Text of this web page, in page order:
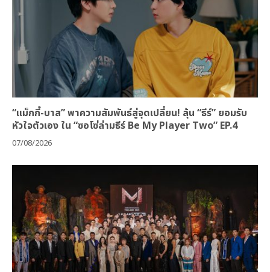
“แม็กกี้-บาส” พาความสัมพันธ์สู่จุดเปลี่ยน! ลุ้น “ธีร์” ยอมรับ
หัวใจตัวเอง ใน “ซอโซ่ล่ามธีร์ Be My Player Two” EP.4
07/08/2026